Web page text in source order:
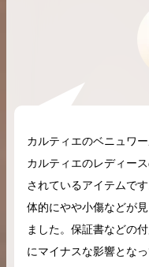
希少なリザード素材のバ
バーキン相場解説
コラムをさらにみる
カルティエのベニュワ
カルティエのレディー
されているアイテムで
体的にやや小傷などが
ました。保証書などの
にマイナスな影響とな